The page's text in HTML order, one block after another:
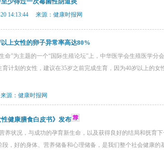
20 14:13:44 来源：健康时报网
上女性的卵子异常率高达80%
命”为主题的一个“国际生殖论坛”上，中华医学会生殖医学
育计划的女性，建议在35岁之前完成生育，因为40岁以上的
源：健康时报网
性健康膳食白皮书》发布
养状况，与成功的孕育新生命，以及获得良好的结局和抚育
，好的身体、营养储备和心理储备，是我们整个社会健康的